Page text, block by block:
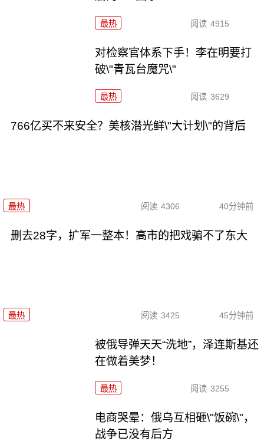
最热 阅读 4915
对检察官体系下手！李在明要打
破\"青瓦台魔咒\"
最热 阅读 3629
766亿买不来安全？美核潜光鲜\"大计划\"的背后
最热 阅读 4306 40分钟前
删去28字，扩军一整本！高市的把戏骗不了东大
最热 阅读 3425 45分钟前
被俄导弹天天“洗地”，泽连斯基还
在做着美梦！
最热 阅读 3255
电商哭晕：俄乌互相砸\"饭碗\"，
战争已没有后方